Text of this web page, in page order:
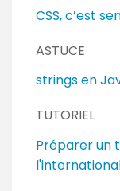
CSS, c’est
ASTUCE
strings en
TUTORIEL
Préparer un